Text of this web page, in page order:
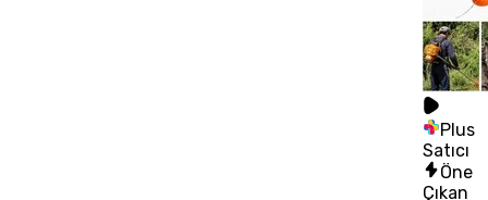
Plus
Satıcı
Öne
Çıkan